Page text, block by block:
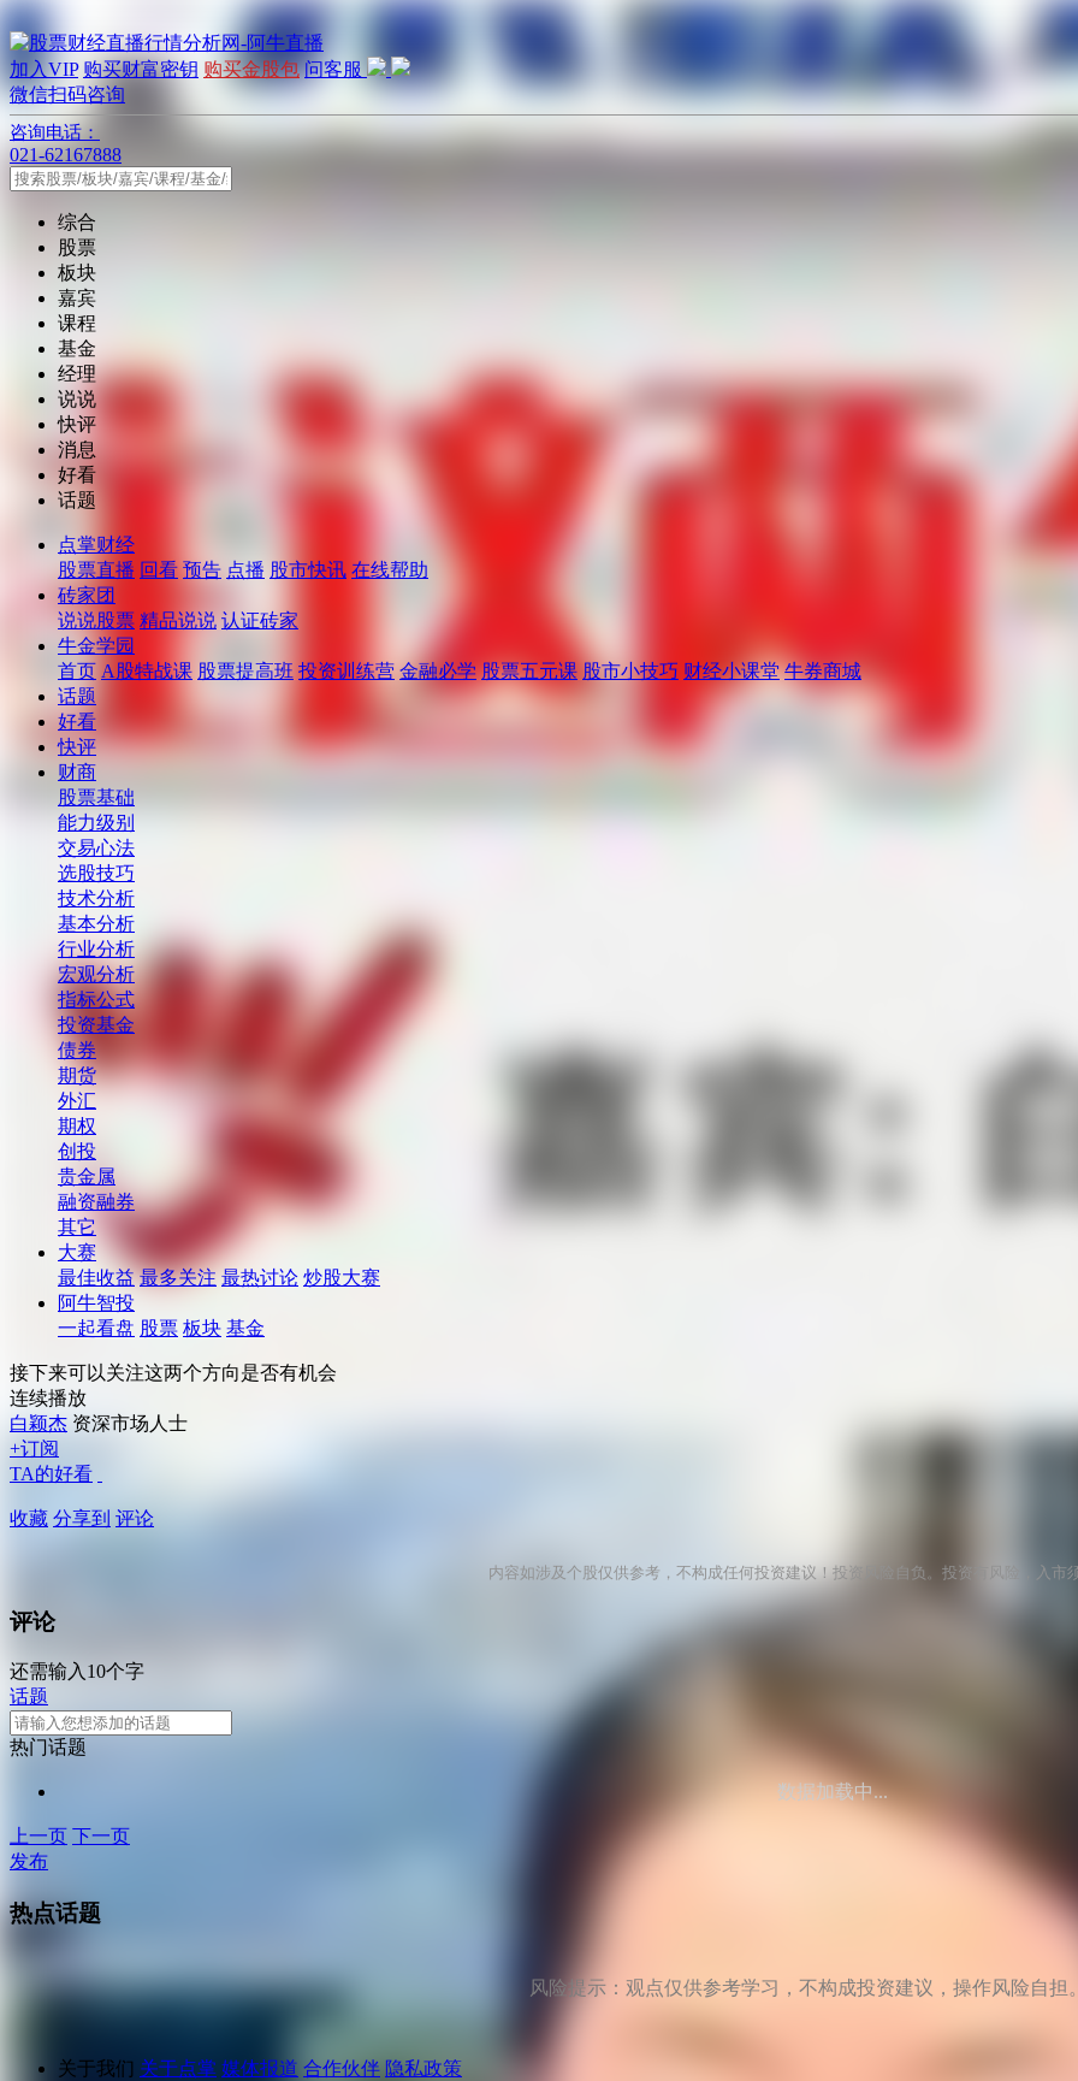
加入VIP 购买财富密钥 购买金股包 问客服
微信扫码咨询
咨询电话：
021-62167888
综合
股票
板块
嘉宾
课程
基金
经理
说说
快评
消息
好看
话题
点掌财经
股票直播 回看 预告 点播 股市快讯 在线帮助
砖家团
说说股票 精品说说 认证砖家
牛金学园
首页 A股特战课 股票提高班 投资训练营 金融必学 股票五元课 股市小技巧 财经小课堂 牛券商城
话题
好看
快评
财商
股票基础
能力级别
交易心法
选股技巧
技术分析
基本分析
行业分析
宏观分析
指标公式
投资基金
债券
期货
外汇
期权
创投
贵金属
融资融券
其它
大赛
最佳收益 最多关注 最热讨论 炒股大赛
阿牛智投
一起看盘 股票 板块 基金
接下来可以关注这两个方向是否有机会
连续播放
白颖杰 资深市场人士
+订阅
TA的好看
收藏 分享到 评论
内容如涉及个股仅供参考，不构成任何投资建议！投资风险自负。投资有风险，入市
评论
还需输入10个字
话题
热门话题
数据加载中...
上一页 下一页
发布
热点话题
风险提示：观点仅供参考学习，不构成投资建议，操作风险自担
关于我们 关于点掌 媒体报道 合作伙伴 隐私政策